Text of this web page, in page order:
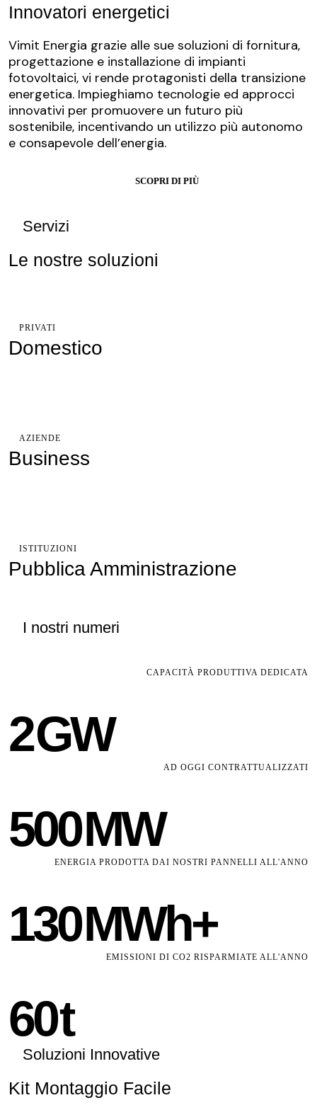
Innovatori energetici
Vimit Energia grazie alle sue soluzioni di fornitura,
progettazione e installazione di impianti
fotovoltaici, vi rende protagonisti della transizione
energetica. Impieghiamo tecnologie ed approcci
innovativi per promuovere un futuro più
sostenibile, incentivando un utilizzo più autonomo
e consapevole dell’energia.
SCOPRI DI PIÙ
Servizi
Le nostre soluzioni
PRIVATI
Domestico
AZIENDE
Business
ISTITUZIONI
Pubblica Amministrazione
I nostri numeri
CAPACITÀ PRODUTTIVA DEDICATA
2GW
AD OGGI CONTRATTUALIZZATI
500MW
ENERGIA PRODOTTA DAI NOSTRI PANNELLI ALL'ANNO
130MWh+
EMISSIONI DI CO2 RISPARMIATE ALL'ANNO
60t
Soluzioni Innovative
Kit Montaggio Facile